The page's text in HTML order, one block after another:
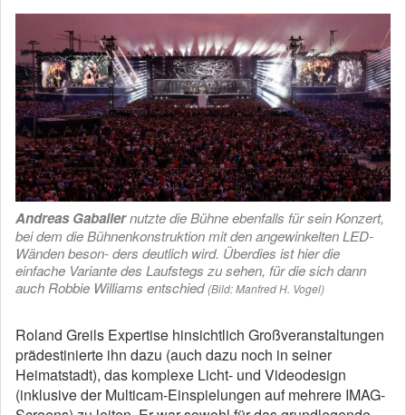
Andreas Gabaliernutzte die Bühne ebenfalls für sein Konzert,
bei dem die Bühnenkonstruktion mit den angewinkelten LED-
Wänden beson- ders deutlich wird. Überdies ist hier die
einfache Variante des Laufstegs zu sehen, für die sich dann
auch Robbie Williams entschied (Bild: Manfred H. Vogel)
Roland Greils Expertise hinsichtlich Großveranstaltungen
prädestinierte ihn dazu (auch dazu noch in seiner
Heimatstadt), das komplexe Licht- und Videodesign
(inklusive der Multicam-Einspielungen auf mehrere IMAG-